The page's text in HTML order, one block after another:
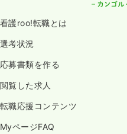
看護roo!転職とは
選考状況
応募書類を作る
閲覧した求人
転職応援コンテンツ
MyページFAQ